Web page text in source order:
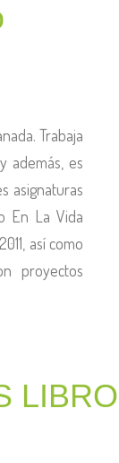
Trabaja
además, es
asignaturas
En La Vida
así como
proyectos